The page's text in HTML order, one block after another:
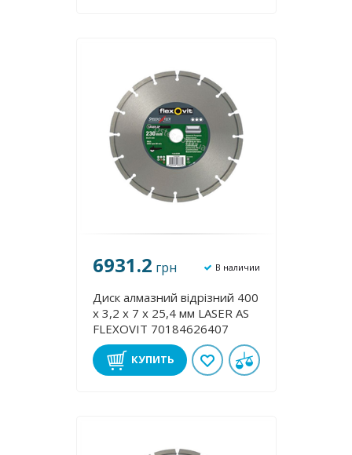
6931.2 грн В наличии
Диск алмазний відрізний 400
х 3,2 х 7 х 25,4 мм LASER AS
FLEXOVІТ 70184626407
КУПИТЬ